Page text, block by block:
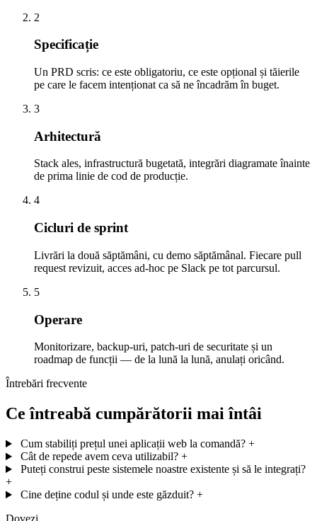
2
Specificație
Un PRD scris: ce este obligatoriu, ce este opțional și tăierile
pe care le facem intenționat ca să ne încadrăm în buget.
3
Arhitectură
Stack ales, infrastructură bugetată, integrări diagramate înainte
de prima linie de cod de producție.
4
Cicluri de sprint
Livrări la două săptămâni, cu demo săptămânal. Fiecare pull
request revizuit, acces ad-hoc pe Slack pe tot parcursul.
5
Operare
Monitorizare, backup-uri, patch-uri de securitate și un
roadmap de funcții — de la lună la lună, anulați oricând.
Întrebări frecvente
Ce întreabă cumpărătorii mai întâi
Cum stabiliți prețul unei aplicații web la comandă? +
Cât de repede avem ceva utilizabil? +
Puteți construi peste sistemele noastre existente și să le integrați?
+
Cine deține codul și unde este găzduit? +